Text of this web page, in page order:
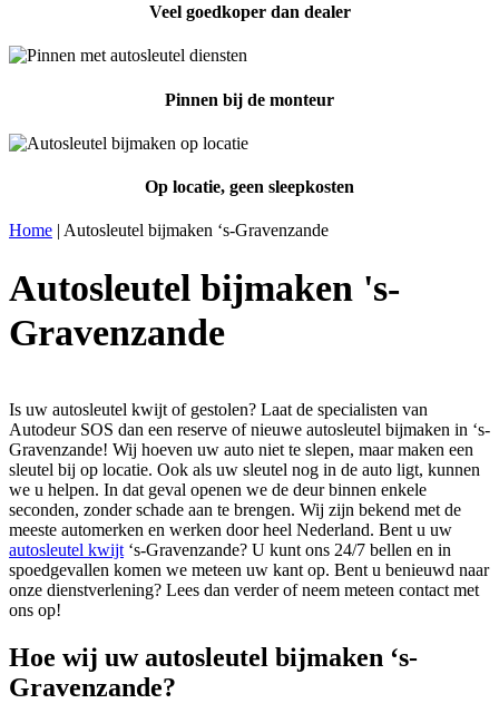
Veel goedkoper dan dealer
Pinnen bij de monteur
Op locatie, geen sleepkosten
Home | Autosleutel bijmaken ‘s-Gravenzande
Autosleutel bijmaken 's-
Gravenzande
Is uw autosleutel kwijt of gestolen? Laat de specialisten van
Autodeur SOS dan een reserve of nieuwe autosleutel bijmaken in ‘s-
Gravenzande! Wij hoeven uw auto niet te slepen, maar maken een
sleutel bij op locatie. Ook als uw sleutel nog in de auto ligt, kunnen
we u helpen. In dat geval openen we de deur binnen enkele
seconden, zonder schade aan te brengen. Wij zijn bekend met de
meeste automerken en werken door heel Nederland. Bent u uw
autosleutel kwijt ‘s-Gravenzande? U kunt ons 24/7 bellen en in
spoedgevallen komen we meteen uw kant op. Bent u benieuwd naar
onze dienstverlening? Lees dan verder of neem meteen contact met
ons op!
Hoe wij uw autosleutel bijmaken ‘s-
Gravenzande?